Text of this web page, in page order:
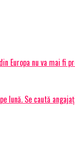
Europa nu va mai fi
lună. Se caută